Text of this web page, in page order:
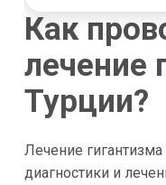
Как
лечение
Турции?
Лечение
диагностики и